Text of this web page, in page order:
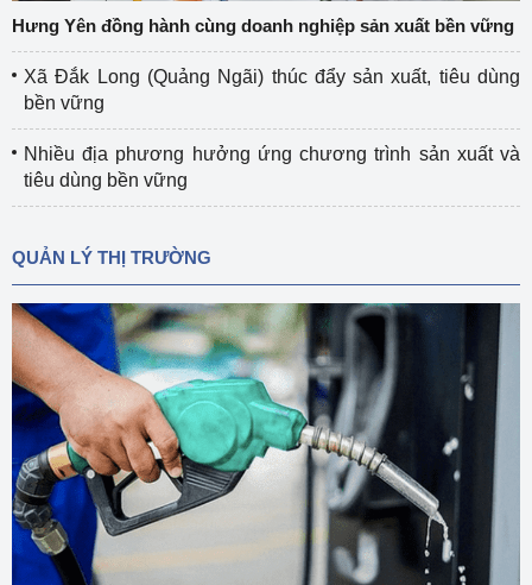
Hưng Yên đồng hành cùng doanh nghiệp sản xuất bền vững
Xã Đắk Long (Quảng Ngãi) thúc đẩy sản xuất, tiêu dùng
bền vững
Nhiều địa phương hưởng ứng chương trình sản xuất và
tiêu dùng bền vững
QUẢN LÝ THỊ TRƯỜNG